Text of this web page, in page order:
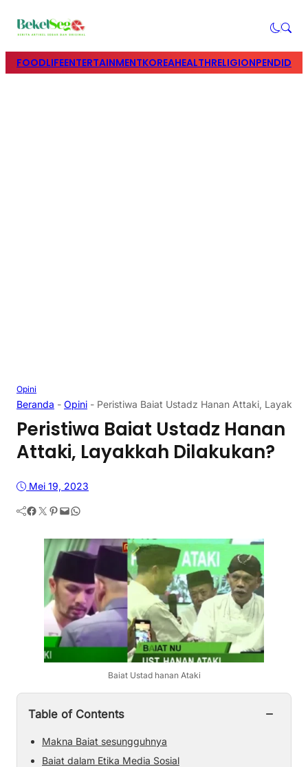
FOODLIFEENTERTAINMENTKOREAHEALTHRELIGION
Opini
Beranda - Opini - Peristiwa Baiat Ustadz Hanan Attaki,
Peristiwa Baiat Ustadz Hanan
Attaki, Layakkah Dilakukan?
Mei 19, 2023
Facebook Twitter Pinterest Mail WhatsApp
Baiat Ustad hanan Ataki
Table of Contents −
Makna Baiat sesungguhnya
Baiat dalam Etika Media Sosial